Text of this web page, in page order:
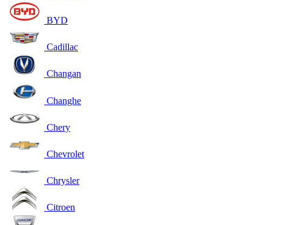
BYD
Cadillac
Changan
Changhe
Chery
Chevrolet
Chrysler
Citroen